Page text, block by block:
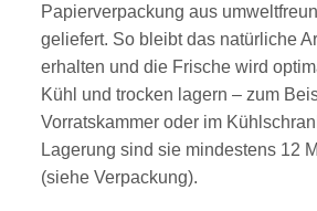
Papierverpackung aus
geliefert. So bleibt das natürliche
erhalten und die Frische wird
Kühl und trocken lagern – zum
Vorratskammer oder im
Lagerung sind sie mindestens 12
(siehe Verpackung).